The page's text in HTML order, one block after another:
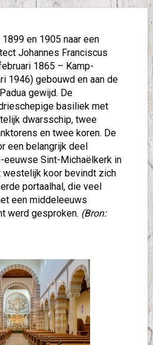
en 1905 naar een
Johannes Franciscus
1865 – Kamp-
1946) gebouwd en aan de
gewijd. De
basiliek met
dwarsschip, twee
en twee koren. De
een belangrijk deel
eeuwse Sint-Michaëlkerk in
westelijk koor bevindt zich
portaalhal, die veel
een middeleeuws
werd gesproken. (Bron: